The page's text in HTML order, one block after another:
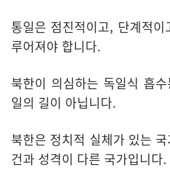
통일은 점진적이고, 단계적
루어져야 합니다.
북한이 의심하는 독일식 흡
일의 길이 아닙니다.
북한은 정치적 실체가 있는
건과 성격이 다른 국가입니다.